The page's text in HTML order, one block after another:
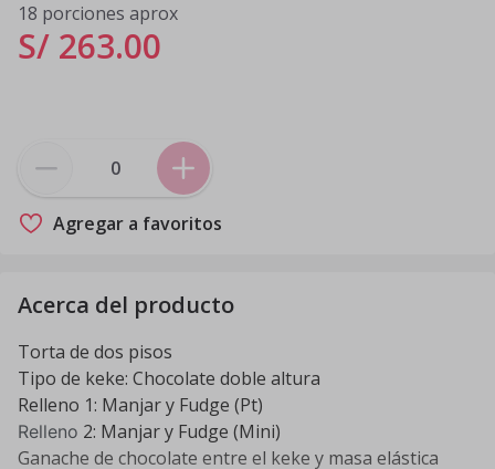
18 porciones aprox
S/ 263.00
Agregar a favoritos
Acerca del producto
Torta de dos pisos
Tipo de keke: Chocolate doble altura
Relleno 1: Manjar y Fudge (Pt)
Relleno 2: Manjar y Fudge (Mini)
Ganache de chocolate entre el keke y masa elástica